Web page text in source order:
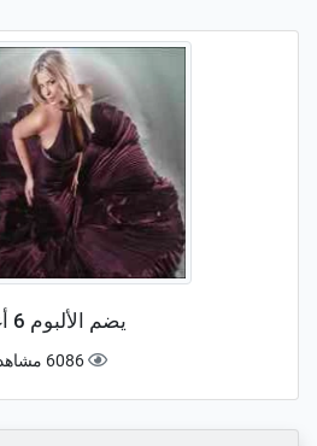
يضم الألبوم 6 أغنية
6086 مشاهده